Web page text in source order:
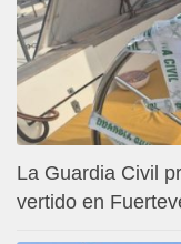
La Guardia Civil
vertido en